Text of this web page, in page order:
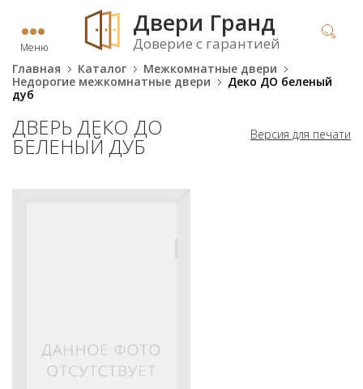
Меню
Двери Гранд
Доверие с гарантией
Главная Каталог
Межкомнатные двери
Недорогие межкомнатные двери
Деко ДО беленый
дуб
Версия для печати
ДВЕРЬ ДЕКО ДО
БЕЛЕНЫЙ ДУБ